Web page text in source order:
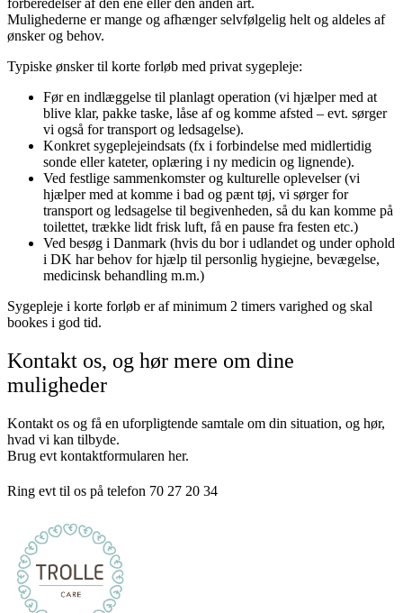
Mulighederne er mange og afhænger selvfølgelig helt og aldeles af
ønsker og behov.
Typiske ønsker til korte forløb med privat sygepleje:
Før en indlæggelse til planlagt operation (vi hjælper med at
blive klar, pakke taske, låse af og komme afsted – evt. sørger
vi også for transport og ledsagelse).
Konkret sygeplejeindsats (fx i forbindelse med midlertidig
sonde eller kateter, oplæring i ny medicin og lignende).
Ved festlige sammenkomster og kulturelle oplevelser (vi
hjælper med at komme i bad og pænt tøj, vi sørger for
transport og ledsagelse til begivenheden, så du kan komme på
toilettet, trække lidt frisk luft, få en pause fra festen etc.)
Ved besøg i Danmark (hvis du bor i udlandet og under ophold
i DK har behov for hjælp til personlig hygiejne, bevægelse,
medicinsk behandling m.m.)
Sygepleje i korte forløb er af minimum 2 timers varighed og skal
bookes i god tid.
Kontakt os, og hør mere om dine
muligheder
Kontakt os og få en uforpligtende samtale om din situation, og hør,
hvad vi kan tilbyde.
Brug evt kontaktformularen her.
Ring evt til os på telefon 70 27 20 34